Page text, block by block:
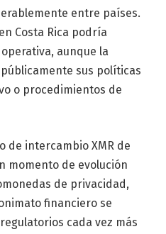
entre países.
Costa Rica podría
aunque la
sus políticas
o procedimientos de
de intercambio XMR de
momento de evolución
de privacidad,
financiero se
cada vez más